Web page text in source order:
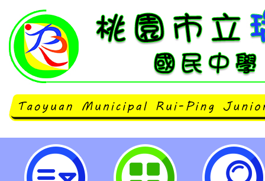
新北市私立辭修高級中學與中華民
會合作辦理「2025國科會科普計